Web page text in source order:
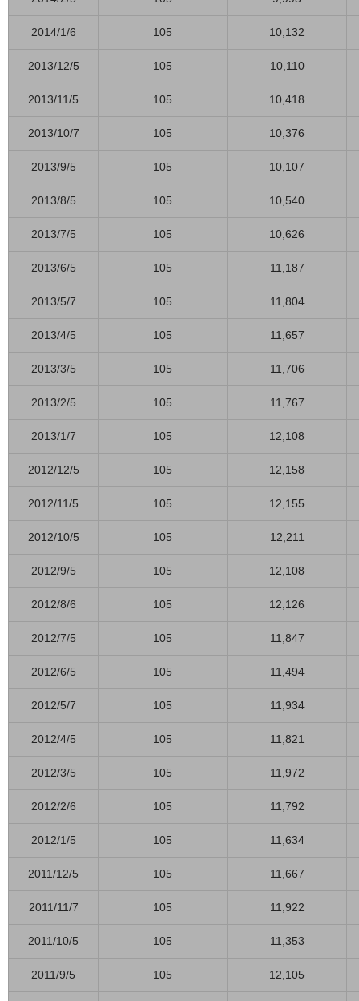
2014/1/6 105 10,132
2013/12/5 105 10,110
2013/11/5 105 10,418
2013/10/7 105 10,376
2013/9/5 105 10,107
2013/8/5 105 10,540
2013/7/5 105 10,626
2013/6/5 105 11,187
2013/5/7 105 11,804
2013/4/5 105 11,657
2013/3/5 105 11,706
2013/2/5 105 11,767
2013/1/7 105 12,108
2012/12/5 105 12,158
2012/11/5 105 12,155
2012/10/5 105 12,211
2012/9/5 105 12,108
2012/8/6 105 12,126
2012/7/5 105 11,847
2012/6/5 105 11,494
2012/5/7 105 11,934
2012/4/5 105 11,821
2012/3/5 105 11,972
2012/2/6 105 11,792
2012/1/5 105 11,634
2011/12/5 105 11,667
2011/11/7 105 11,922
2011/10/5 105 11,353
2011/9/5 105 12,105